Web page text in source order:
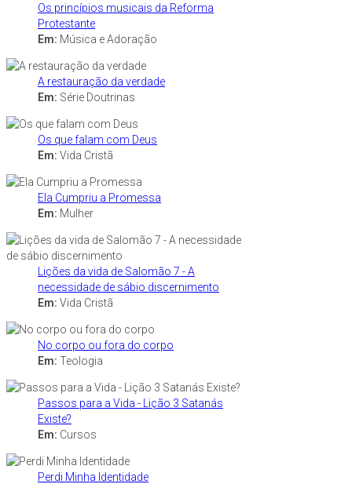
Os princípios musicais da Reforma
Protestante
Em: Música e Adoração
A restauração da verdade
Em: Série Doutrinas
Os que falam com Deus
Em: Vida Cristã
Ela Cumpriu a Promessa
Em: Mulher
Lições da vida de Salomão 7 - A
necessidade de sábio discernimento
Em: Vida Cristã
No corpo ou fora do corpo
Em: Teologia
Passos para a Vida - Lição 3 Satanás
Existe?
Em: Cursos
Perdi Minha Identidade